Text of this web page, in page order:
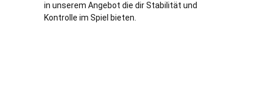
in unserem Angebot die dir Stabilität und
Kontrolle im Spiel bieten.